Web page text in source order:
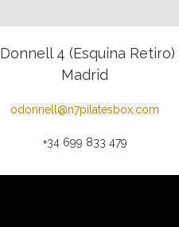
4 (Esquina
Madrid
odonnell@n7pilatesbox.com
+34 699 833 479